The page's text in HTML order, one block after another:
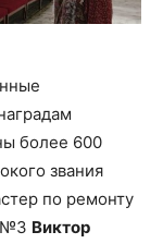
более 600
звания
по ремонту
№3 Виктор